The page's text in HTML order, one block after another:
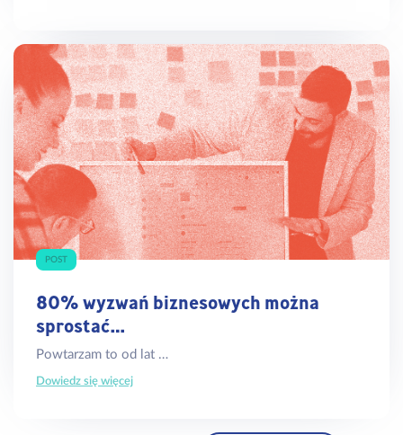
POST
80% wyzwań biznesowych można
sprostać…
Powtarzam to od lat …
Dowiedz się więcej